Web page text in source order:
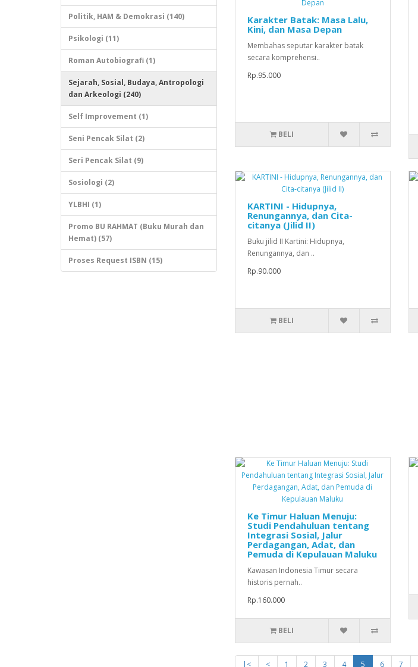
Politik, HAM & Demokrasi (140)
Psikologi (11)
Roman Autobiografi (1)
Sejarah, Sosial, Budaya, Antropologi
dan Arkeologi (240)
Self Improvement (1)
Seni Pencak Silat (2)
Seri Pencak Silat (9)
Sosiologi (2)
YLBHI (1)
Promo BU RAHMAT (Buku Murah dan
Hemat) (57)
Proses Request ISBN (15)
Karakter Batak: Masa Lalu,
Kini, dan Masa Depan
Membahas seputar karakter batak
secara komprehensi..
Rp.95.000
BELI
KARTINI - Hidupnya,
Renungannya, dan Cita-
citanya (Jilid II)
Buku jilid II Kartini: Hidupnya,
Renungannya, dan ..
Rp.90.000
BELI
Ke Timur Haluan Menuju:
Studi Pendahuluan tentang
Integrasi Sosial, Jalur
Perdagangan, Adat, dan
Pemuda di Kepulauan Maluku
Kawasan Indonesia Timur secara
historis pernah..
Rp.160.000
BELI
|< < 1 2 3 4 5 6 7